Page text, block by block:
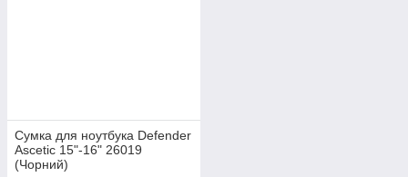
Сумка для ноутбука Defender
Ascetic 15"-16" 26019
(Чорний)